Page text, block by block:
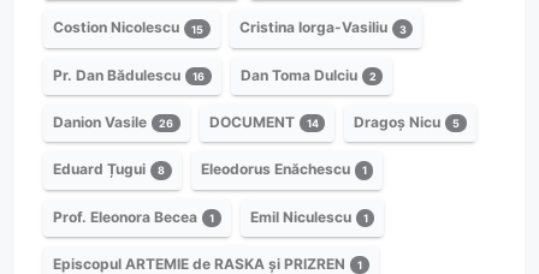
Costion Nicolescu 15 Cristina Iorga-Vasiliu 3
Pr. Dan Bădulescu 16 Dan Toma Dulciu 2
Danion Vasile 26 DOCUMENT 14 Dragoș Nicu 5
Eduard Țugui 8 Eleodorus Enăchescu 1
Prof. Eleonora Becea 1 Emil Niculescu 1
Episcopul ARTEMIE de RASKA și PRIZREN 1